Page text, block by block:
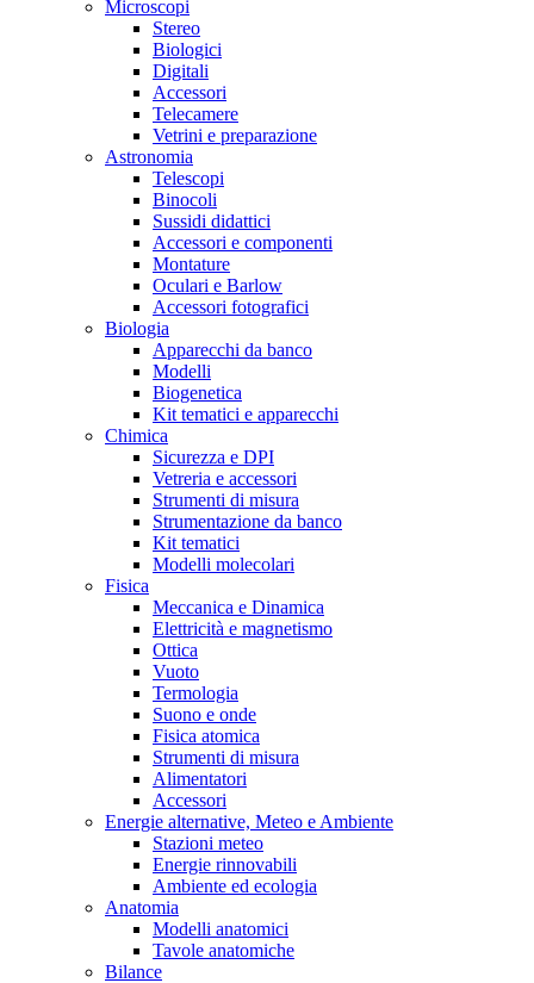
Microscopi
Stereo
Biologici
Digitali
Accessori
Telecamere
Vetrini e preparazione
Astronomia
Telescopi
Binocoli
Sussidi didattici
Accessori e componenti
Montature
Oculari e Barlow
Accessori fotografici
Biologia
Apparecchi da banco
Modelli
Biogenetica
Kit tematici e apparecchi
Chimica
Sicurezza e DPI
Vetreria e accessori
Strumenti di misura
Strumentazione da banco
Kit tematici
Modelli molecolari
Fisica
Meccanica e Dinamica
Elettricità e magnetismo
Ottica
Vuoto
Termologia
Suono e onde
Fisica atomica
Strumenti di misura
Alimentatori
Accessori
Energie alternative, Meteo e Ambiente
Stazioni meteo
Energie rinnovabili
Ambiente ed ecologia
Anatomia
Modelli anatomici
Tavole anatomiche
Bilance